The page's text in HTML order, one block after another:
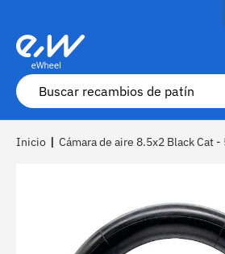
Ir al contenido
Buscar
Inicio | Cámara de aire 8.5x2 Black Cat -